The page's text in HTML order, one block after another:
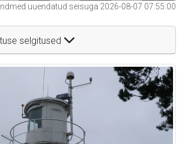
uuendatud seisuga 2026-08-07 07:55:00
selgitused